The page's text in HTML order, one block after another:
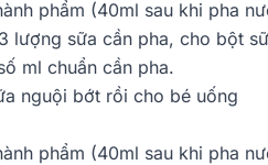
phẩm (40ml sau khi pha
sữa cần pha, cho bột
ml chuẩn cần pha.
nguội bớt rồi cho bé uống
phẩm (40ml sau khi pha